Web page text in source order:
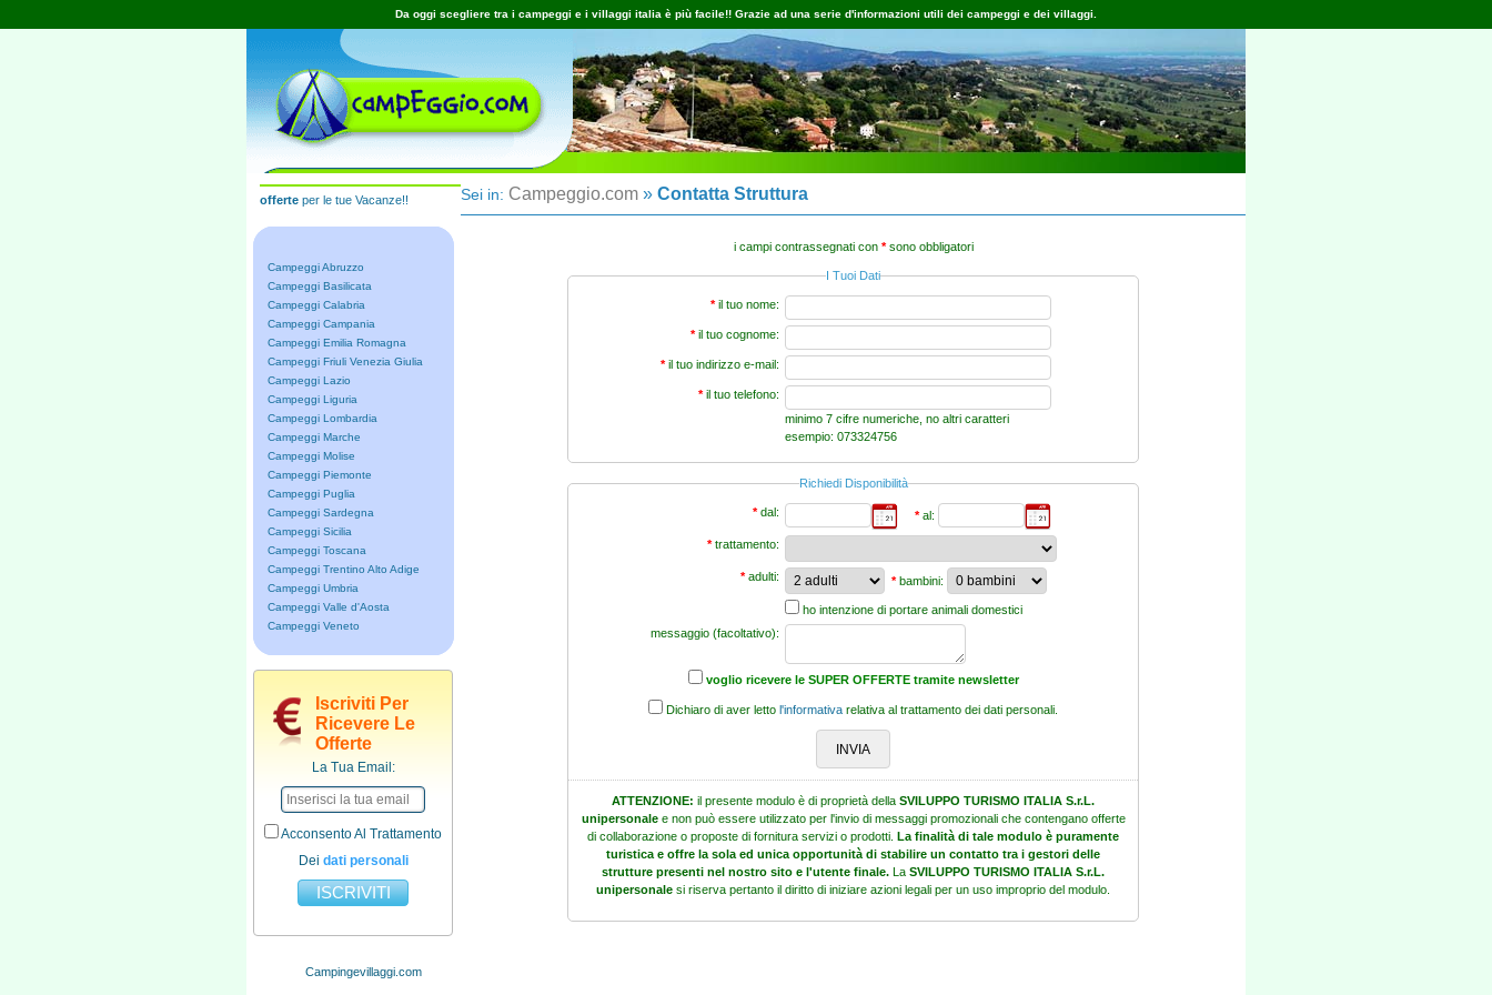
Da oggi scegliere tra i campeggi e i villaggi italia è più facile!! Grazie ad una serie d'informazioni utili dei campeggi e dei villaggi.
offerte per le tue Vacanze!!
Campeggi Abruzzo
Campeggi Basilicata
Campeggi Calabria
Campeggi Campania
Campeggi Emilia Romagna
Campeggi Friuli Venezia Giulia
Campeggi Lazio
Campeggi Liguria
Campeggi Lombardia
Campeggi Marche
Campeggi Molise
Campeggi Piemonte
Campeggi Puglia
Campeggi Sardegna
Campeggi Sicilia
Campeggi Toscana
Campeggi Trentino Alto Adige
Campeggi Umbria
Campeggi Valle d'Aosta
Campeggi Veneto
Iscriviti Per
Ricevere Le
Offerte
La Tua Email:
Acconsento Al Trattamento
Dei dati personali
Campingevillaggi.com
Sei in: Campeggio.com » Contatta Struttura
i campi contrassegnati con *sono obbligatori
I Tuoi Dati
* il tuo nome:
* il tuo cognome:
* il tuo indirizzo e-mail:
* il tuo telefono:
minimo 7 cifre numeriche, no altri caratteri
esempio: 073324756
Richiedi Disponibilità
* dal: * al:
* trattamento:
* adulti: * bambini:
ho intenzione di portare animali domestici
messaggio (facoltativo):
voglio ricevere le SUPER OFFERTE tramite newsletter
Dichiaro di aver letto l'informativa relativa al trattamento dei dati personali.
ATTENZIONE: il presente modulo è di proprietà della SVILUPPO TURISMO ITALIA S.r.L.
unipersonalee non può essere utilizzato per l'invio di messaggi promozionali che contengano offerte
di collaborazione o proposte di fornitura servizi o prodotti. La finalità di tale modulo è puramente
turistica e offre la sola ed unica opportunità di stabilire un contatto tra i gestori delle
strutture presenti nel nostro sito e l'utente finale. La SVILUPPO TURISMO ITALIA S.r.L.
unipersonale si riserva pertanto il diritto di iniziare azioni legali per un uso improprio del modulo.